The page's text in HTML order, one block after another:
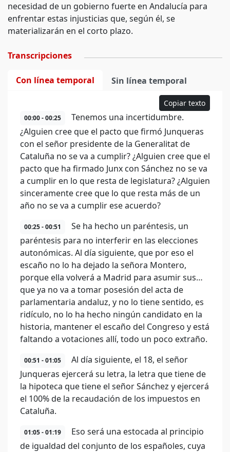
necesidad de un gobierno fuerte en Andalucía para
enfrentar estas injusticias que, según él, se
materializarán en el corto plazo.
Transcripciones
Con línea temporal Sin línea temporal
Copiar texto
00:00 - 00:25
Tenemos una incertidumbre.
¿Alguien cree que el pacto que firmó Junqueras
con el señor presidente de la Generalitat de
Cataluña no se va a cumplir? ¿Alguien cree que el
pacto que ha firmado Junx con Sánchez no se va
a cumplir en lo que resta de legislatura? ¿Alguien
sinceramente cree que lo que resta más de un
año no se va a cumplir ese acuerdo?
00:25 - 00:51
Se ha hecho un paréntesis, un
paréntesis para no interferir en las elecciones
autonómicas. Al día siguiente, que por eso el
escaño no lo ha dejado la señora Montero,
porque ella volverá a Madrid para asumir sus…
que ya no va a tomar posesión del acta de
parlamentaria andaluz, y no lo tiene sentido, es
ridículo, no lo ha hecho ningún candidato en la
historia, mantener el escaño del Congreso y está
faltando a votaciones allí, todo un poco extraño.
00:51 - 01:05
Al día siguiente, el 18, el señor
Junqueras ejercerá su letra, la letra que tiene de
la hipoteca que tiene el señor Sánchez y ejercerá
el 100% de la recaudación de los impuestos en
Cataluña.
01:05 - 01:19
Eso será una estocada al principio
de igualdad del conjunto de los españoles, cuya